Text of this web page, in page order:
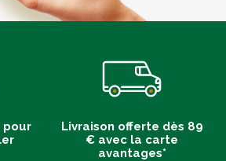
pour
Livraison offerte dès 89
€ avec la carte
avantages*